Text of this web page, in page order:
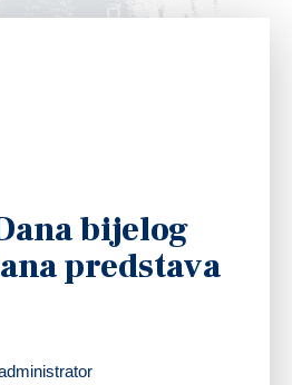
bijelog
predstava